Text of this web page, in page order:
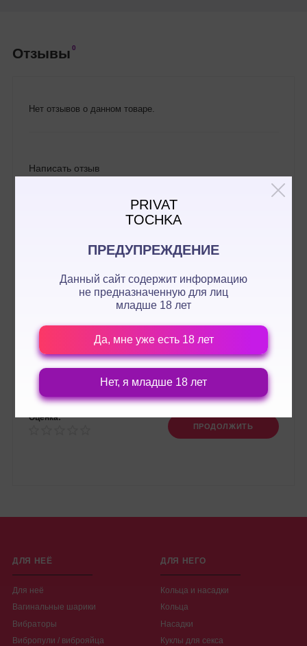
PRIVAT
TOCHKA
ПРЕДУПРЕЖДЕНИЕ
Данный сайт содержит информацию
не предназначенную для лиц
младше 18 лет
Да, мне уже есть 18 лет
Нет, я младше 18 лет
Отзывы 0
Нет отзывов о данном товаре.
Написать отзыв
Оценка:
ПРОДОЛЖИТЬ
ДЛЯ НЕЁ
Для неё
Вагинальные шарики
Вибраторы
Вибропули / виброяйца
ДЛЯ НЕГО
Кольца и насадки
Кольца
Насадки
Куклы для секса